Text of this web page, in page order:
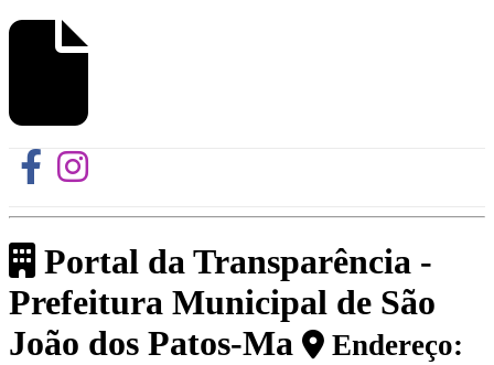
Portal da Transparência -
Prefeitura Municipal de São
João dos Patos-Ma
Endereço: